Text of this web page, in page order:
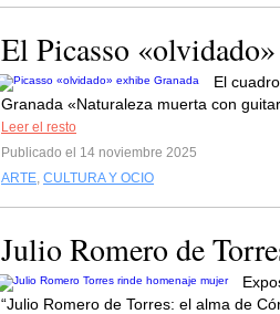
El Picasso
El
Granada «Naturaleza muerta con
Leer el resto
Publicado el 14 noviembre 2025
ARTE, CULTURA Y OCIO
Julio Romero de
“Julio Romero de Torres: el alma de